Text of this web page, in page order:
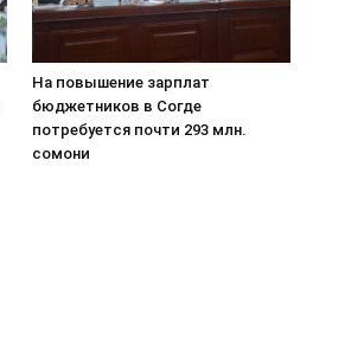
На повышение зарплат
бюджетников в Согде
потребуется почти 293 млн.
сомони